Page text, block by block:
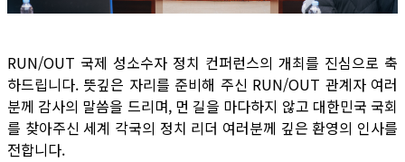
RUN/OUT 국제 성소수자 정치 컨퍼런스의 개최를 진심으로 축
하드립니다. 뜻깊은 자리를 준비해 주신 RUN/OUT 관계자 여러
분께 감사의 말씀을 드리며, 먼 길을 마다하지 않고 대한민국 국회
를 찾아주신 세계 각국의 정치 리더 여러분께 깊은 환영의 인사를
전합니다.